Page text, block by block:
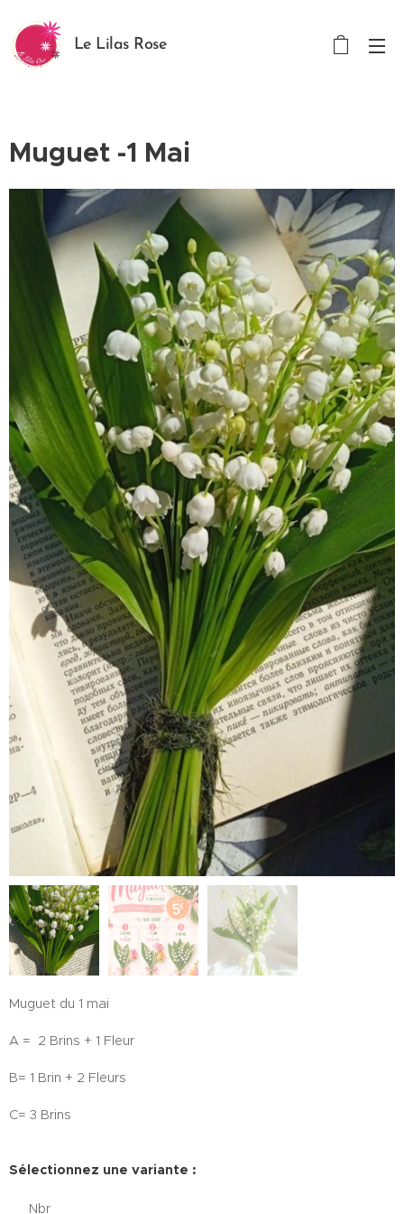
Le Lilas Rose
Muguet -1 Mai
Muguet du 1 mai
A = 2 Brins + 1 Fleur
B= 1 Brin + 2 Fleurs
C= 3 Brins
Sélectionnez une variante :
Nbr